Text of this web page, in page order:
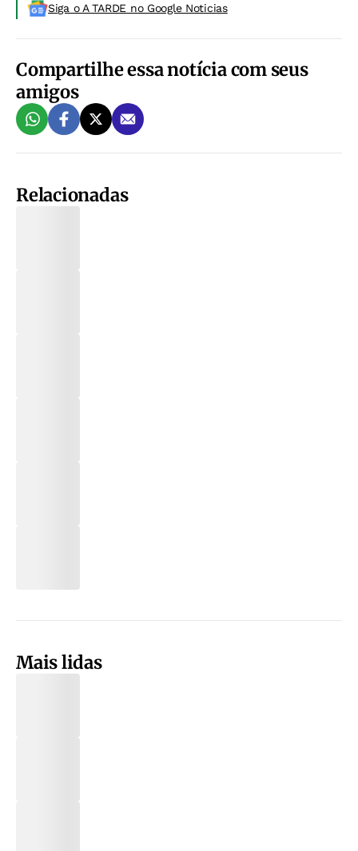
Siga o A TARDE no Google Noticias
Compartilhe essa notícia com seus
amigos
Relacionadas
Mais lidas